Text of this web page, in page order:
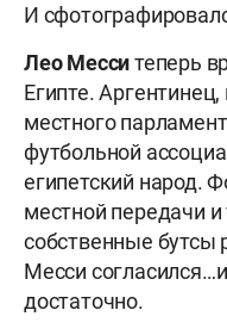
И
Лео Месситеперь
Египте.
местного
футбольной
египетский народ.
местной передачи
собственные бутсы
Месси
достаточно.